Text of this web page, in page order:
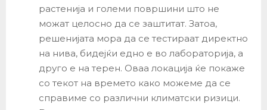
растенија и големи површини што не
можат целосно да се заштитат. Затоа,
решенијата мора да се тестираат директно
на нива, бидејќи едно е во лабораторија, а
друго е на терен. Оваа локација ќе покаже
со текот на времето како можеме да се
справиме со различни климатски ризици.